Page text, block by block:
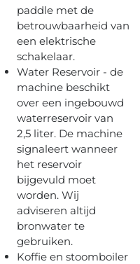
paddle met de
betrouwbaarheid van
een elektrische
schakelaar.
Water Reservoir - de
machine beschikt
over een ingebouwd
waterreservoir van
2,5 liter. De machine
signaleert wanneer
het reservoir
bijgevuld moet
worden. Wij
adviseren altijd
bronwater te
gebruiken.
Koffie en stoomboiler